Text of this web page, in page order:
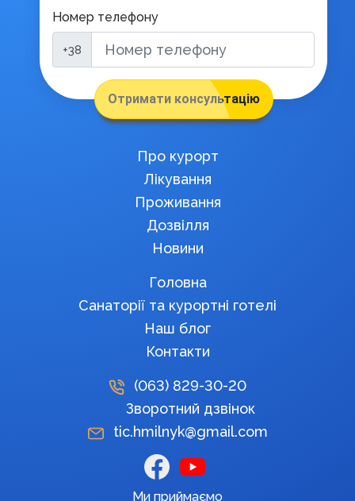
Номер телефону
+38
Отримати консультацію
Про курорт
Лікування
Проживання
Дозвілля
Новини
Головна
Санаторії та курортні готелі
Наш блог
Контакти
(063) 829-30-20
Зворотний дзвінок
tic.hmilnyk@gmail.com
Ми приймаємо